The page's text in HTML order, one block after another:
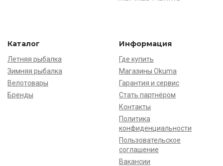
Каталог
Летняя рыбалка
Зимняя рыбалка
Велотовары
Бренды
Информация
Где купить
Магазины Okuma
Гарантия и сервис
Стать партнёром
Контакты
Политика
конфиденциальности
Пользовательское
соглашение
Вакансии